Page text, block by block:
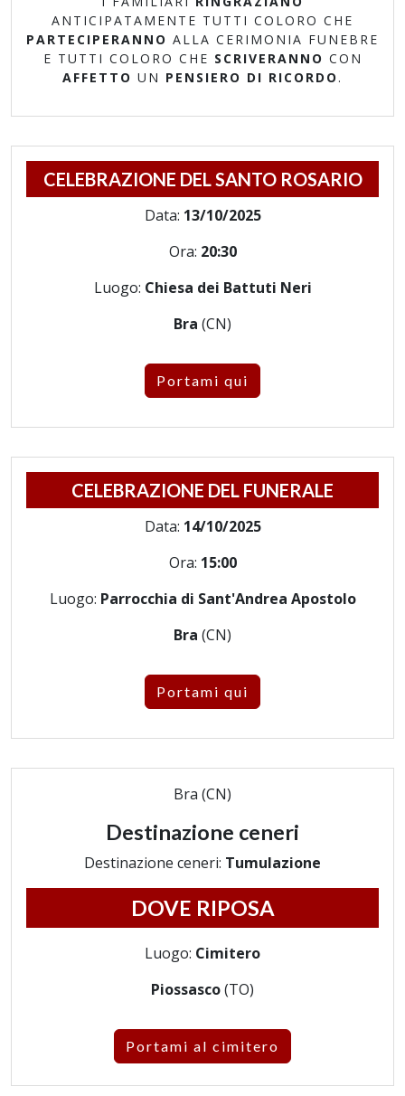
ANTICIPATAMENTE TUTTI COLORO CHE
PARTECIPERANNO ALLA CERIMONIA FUNEBRE
E TUTTI COLORO CHE SCRIVERANNO CON
AFFETTO UN PENSIERO DI RICORDO .
CELEBRAZIONE DEL SANTO ROSARIO
Data: 13/10/2025
Ora: 20:30
Luogo: Chiesa dei Battuti Neri
Bra (CN)
Portami qui
CELEBRAZIONE DEL FUNERALE
Data: 14/10/2025
Ora: 15:00
Luogo: Parrocchia di Sant'Andrea Apostolo
Bra (CN)
Portami qui
Bra (CN)
Destinazione ceneri
Destinazione ceneri: Tumulazione
DOVE RIPOSA
Luogo: Cimitero
Piossasco(TO)
Portami al cimitero